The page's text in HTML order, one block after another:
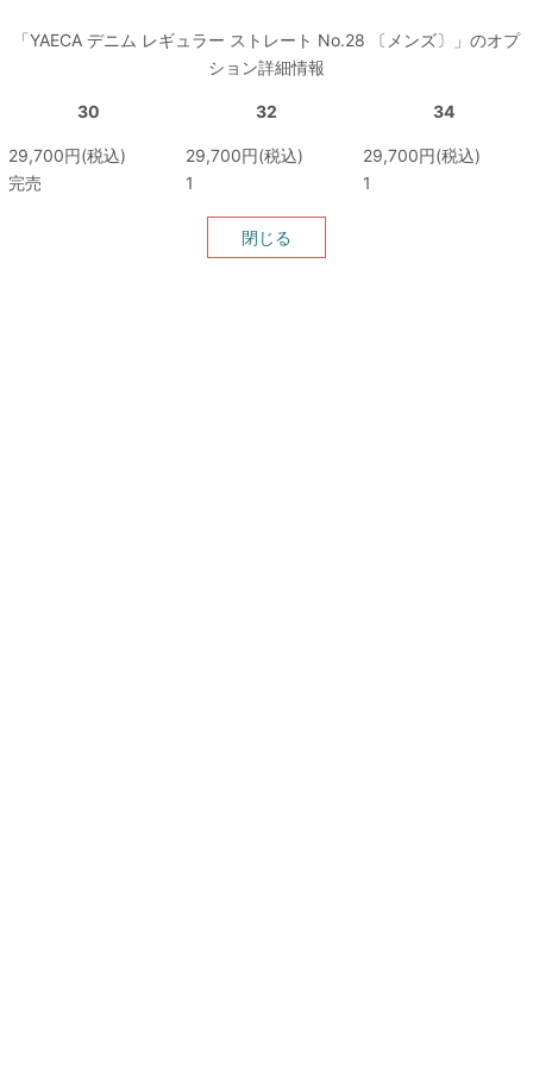
「YAECA デニム レギュラー ストレート No.28 〔メンズ〕」のオプ
ション詳細情報
30 32 34
29,700円(税込)
完売
29,700円(税込)
1
29,700円(税込)
1
閉じる